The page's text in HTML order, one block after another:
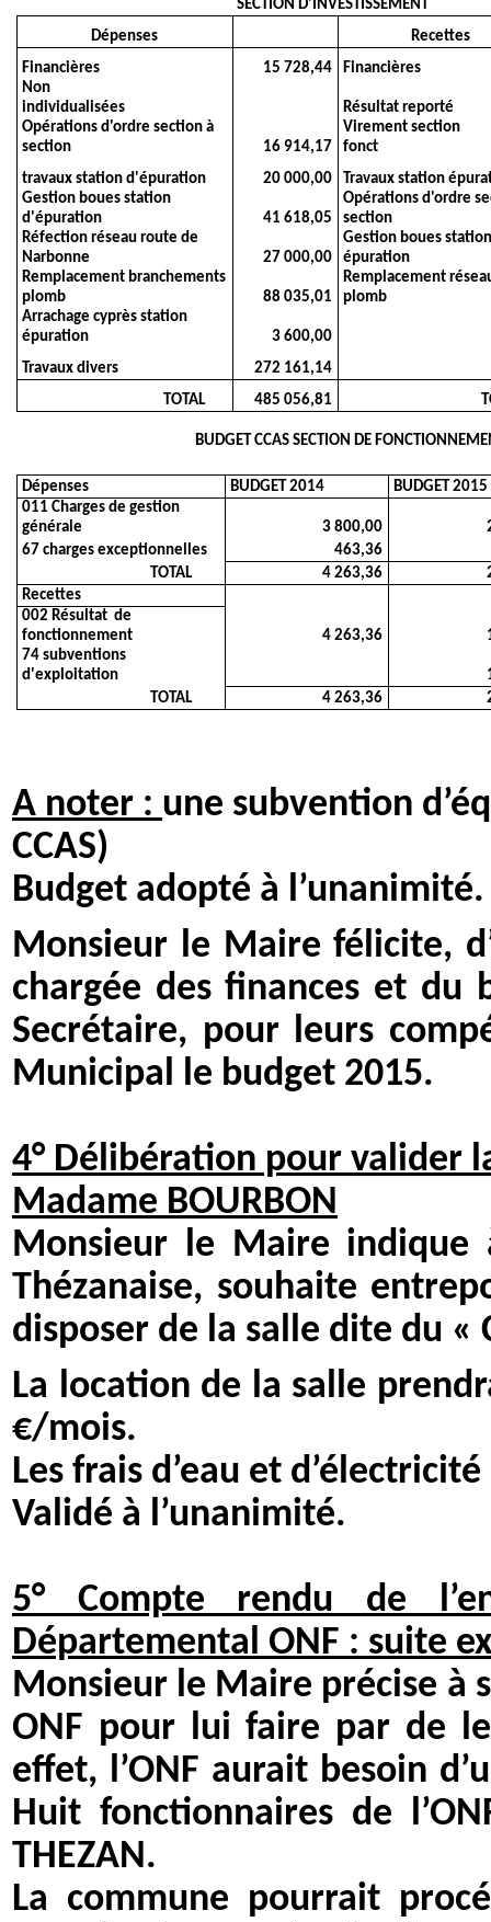
SECTION D'INVESTISSEMENT
Dépenses
Recettes
Financières
15 728,44
Financières
Non
individualisées
Résultat reporté
Opérations d'ordre section à
section
16 914,17
Virement section
fonct
travaux station d'épuration
20 000,00
Travaux station
Gestion boues station
d'épuration
41 618,05
Opérations d'ordre
section
Réfection réseau route de
Narbonne
27 000,00
Gestion boues
épuration
Remplacement branchements
plomb
88 035,01
Remplacement
plomb
Arrachage cyprès station
épuration
3 600,00
Travaux divers
272 161,14
TOTAL
485 056,81
BUDGET CCAS SECTION DE
Dépenses BUDGET 2014
BUDGET 2015
011 Charges de gestion
générale
3 800,00
67 charges exceptionnelles
463,36
TOTAL
4 263,36
Recettes
002 Résultat de
fonctionnement
4 263,36
74 subventions
d'exploitation
TOTAL
4 263,36
A noter : une subvention
CCAS)
Budget adopté à l’unanimité.
Monsieur le Maire félicite,
chargée des finances et du
Secrétaire, pour leurs
Municipal le budget 2015.
4° Délibération pour valider
Madame BOURBON
Monsieur le Maire indique
Thézanaise, souhaite
disposer de la salle dite du «
La location de la salle
€/mois.
Les frais d’eau et
Validé à l’unanimité.
5° Compte rendu de
Départemental ONF : suite
Monsieur le Maire précise à
ONF pour lui faire par de
effet, l’ONF aurait besoin
Huit fonctionnaires de
THEZAN.
La commune pourrait